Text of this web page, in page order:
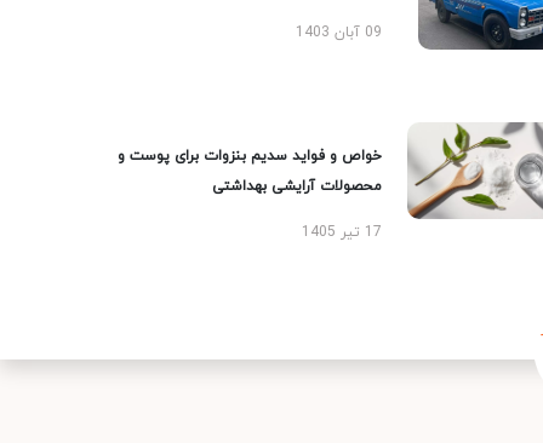
09 آبان 1403
خواص و فواید سدیم بنزوات برای پوست و
محصولات آرایشی بهداشتی
17 تیر 1405